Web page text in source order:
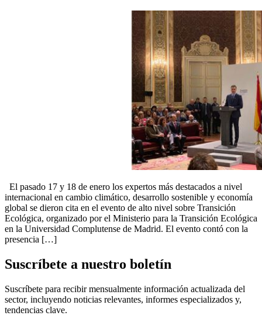
El pasado 17 y 18 de enero los expertos más destacados a nivel
internacional en cambio climático, desarrollo sostenible y economía
global se dieron cita en el evento de alto nivel sobre Transición
Ecológica, organizado por el Ministerio para la Transición Ecológica
en la Universidad Complutense de Madrid. El evento contó con la
presencia […]
Suscríbete a nuestro boletín
Suscríbete para recibir mensualmente información actualizada del
sector, incluyendo noticias relevantes, informes especializados y,
tendencias clave.